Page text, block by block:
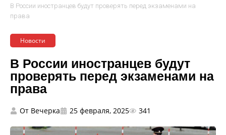
В России иностранцев будут проверять перед экзаменами на
права
Новости
В России иностранцев будут
проверять перед экзаменами на
права
От Вечерка 25 февраля, 2025 341